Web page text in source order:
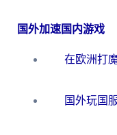
国外加速国内游戏